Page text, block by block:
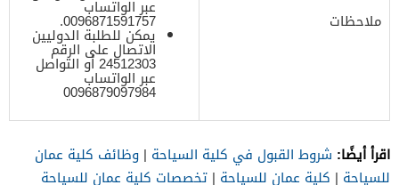
ملاحظات
عبر الواتساب
0096871591757.
يمكن للطلبة الدوليين
الاتصال على الرقم
24512303 أو التواصل
عبر الواتساب
0096879097984
اقرأ أيضًا: شروط القبول في كلية السياحة | وظائف كلية عمان
للسياحة | كلية عمان للسياحة | تخصصات كلية عمان للسياحة